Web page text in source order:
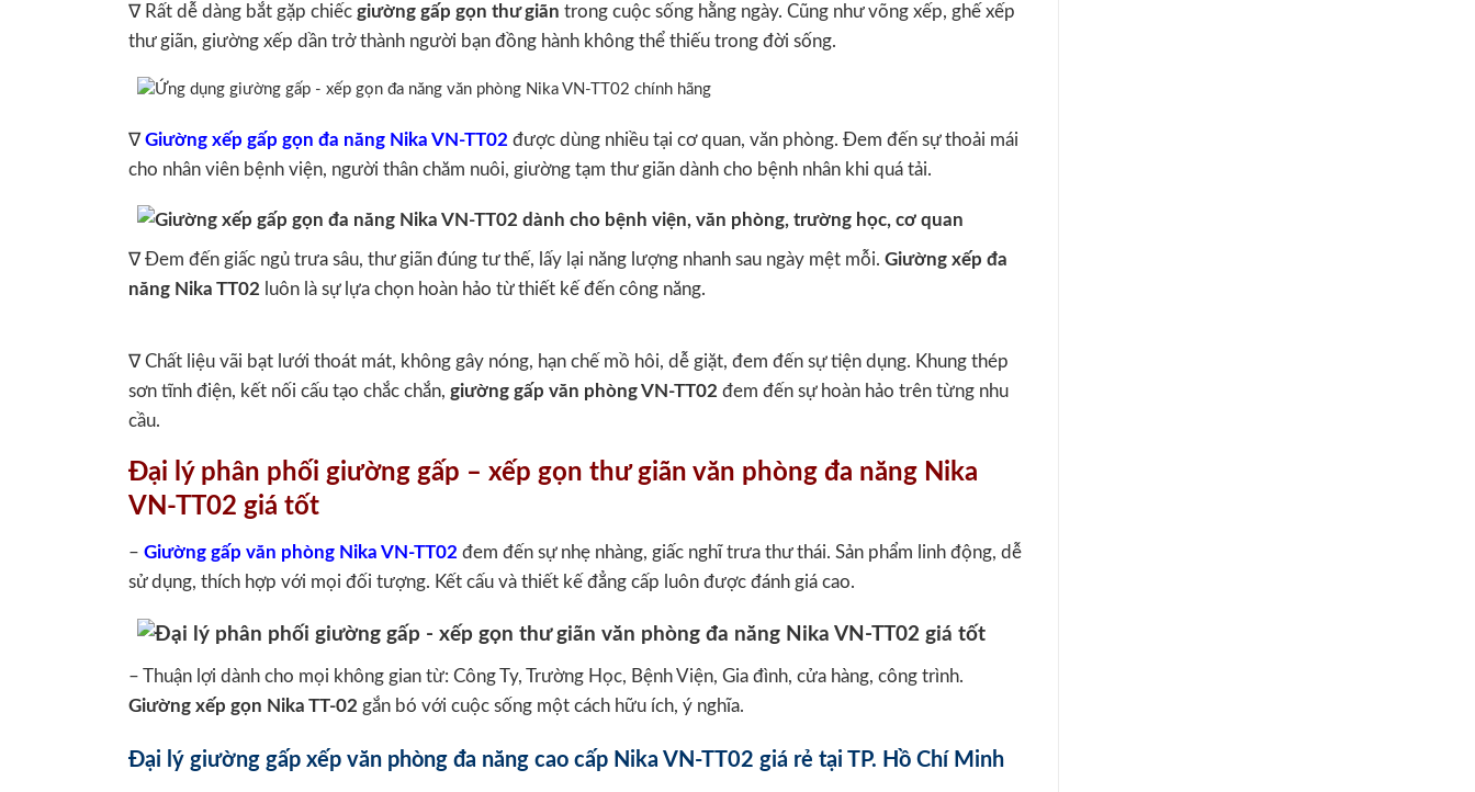
∇ Rất dễ dàng bắt gặp chiếc giường gấp gọn thư giãn trong cuộc sống hằng ngày. Cũng như võng xếp, ghế xếp
thư giãn, giường xếp dần trở thành người bạn đồng hành không thể thiếu trong đời sống.
∇Giường xếp gấp gọn đa năng Nika VN-TT02 được dùng nhiều tại cơ quan, văn phòng. Đem đến sự thoải mái
cho nhân viên bệnh viện, người thân chăm nuôi, giường tạm thư giãn dành cho bệnh nhân khi quá tải.
∇ Đem đến giấc ngủ trưa sâu, thư giãn đúng tư thế, lấy lại năng lượng nhanh sau ngày mệt mỗi. Giường xếp đa
năng Nika TT02 luôn là sự lựa chọn hoàn hảo từ thiết kế đến công năng.
∇ Chất liệu vãi bạt lưới thoát mát, không gây nóng, hạn chế mồ hôi, dễ giặt, đem đến sự tiện dụng. Khung thép
sơn tĩnh điện, kết nối cấu tạo chắc chắn, giường gấp văn phòng VN-TT02 đem đến sự hoàn hảo trên từng nhu
cầu.
Đại lý phân phối giường gấp – xếp gọn thư giãn văn phòng đa năng Nika
VN-TT02 giá tốt
– Giường gấp văn phòng Nika VN-TT02 đem đến sự nhẹ nhàng, giấc nghĩ trưa thư thái. Sản phẩm linh động, dễ
sử dụng, thích hợp với mọi đối tượng. Kết cấu và thiết kế đẳng cấp luôn được đánh giá cao.
– Thuận lợi dành cho mọi không gian từ: Công Ty, Trường Học, Bệnh Viện, Gia đình, cửa hàng, công trình.
Giường xếp gọn Nika TT-02 gắn bó với cuộc sống một cách hữu ích, ý nghĩa.
Đại lý giường gấp xếp văn phòng đa năng cao cấp Nika VN-TT02 giá rẻ tại TP. Hồ Chí Minh